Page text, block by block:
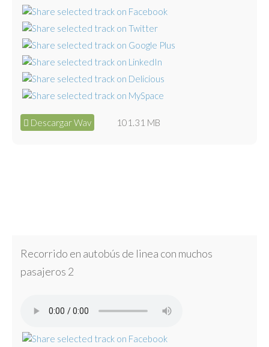
Descargar Wav 101.31 MB
Recorrido en autobús de linea con muchos
pasajeros 2